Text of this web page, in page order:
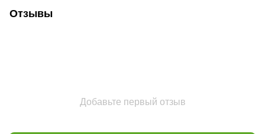
Отзывы
Добавьте первый отзыв